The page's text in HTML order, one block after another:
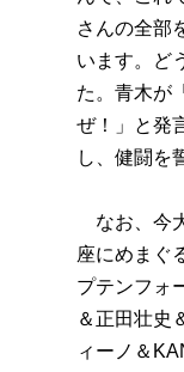
さんの全部
います。ど
た。青木が
ぜ！」と発
し、健闘を
なお、今
座にめまぐ
プテンフォ
＆正田壮史
ィーノ＆